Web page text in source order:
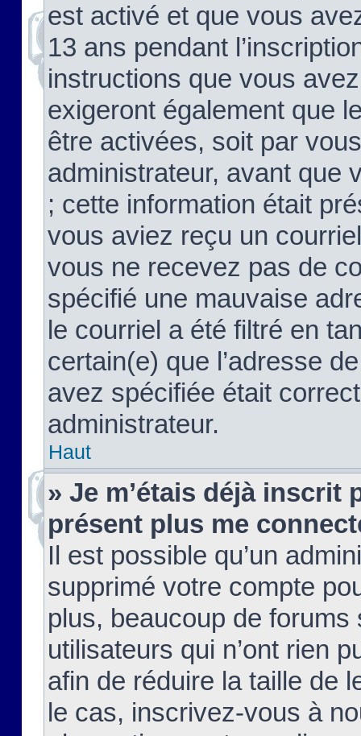
est activé et que vous
13 ans pendant
instructions que vous
exigeront également que
être activées, soit par
administrateur, avant que
; cette information était
vous aviez reçu un
vous ne recevez pas de
spécifié une mauvaise
le courriel a été filtré en
certain(e) que l’adresse
avez spécifiée était
administrateur.
Haut
» Je m’étais déjà inscrit
présent plus me
Il est possible qu’un
supprimé votre compte
plus, beaucoup de
utilisateurs qui n’ont rien
afin de réduire la taille de
le cas, inscrivez-vous à